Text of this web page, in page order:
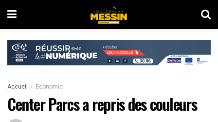
Accueil Economie
Center Parcs a repris des couleurs